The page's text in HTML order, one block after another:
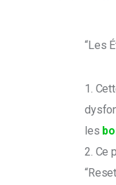
“Les
1.
les
2. Ce